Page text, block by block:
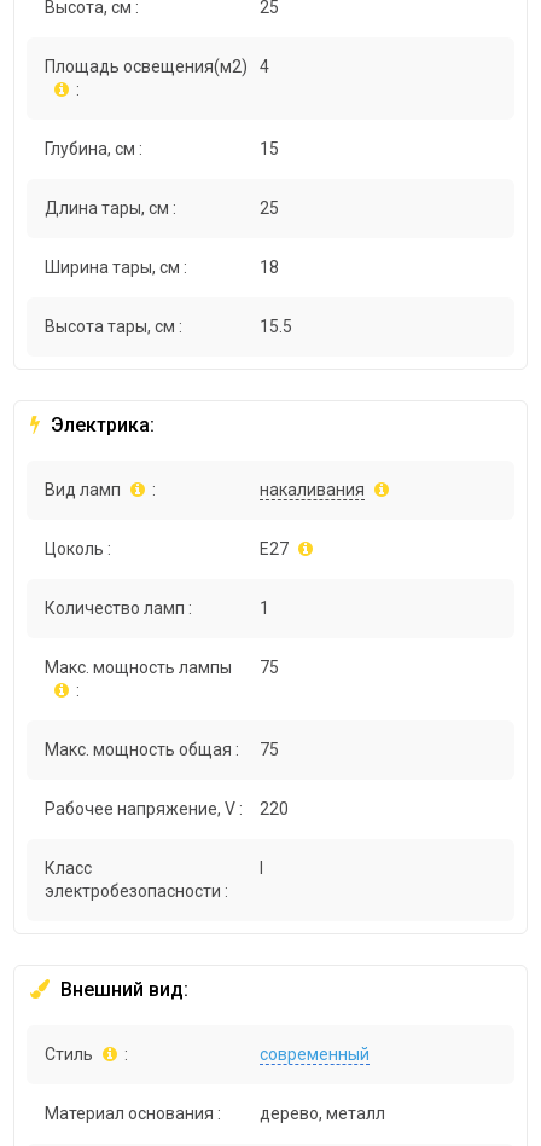
Высота, см : 25
Площадь освещения(м2)
:
4
Глубина, см : 15
Длина тары, см : 25
Ширина тары, см : 18
Высота тары, см : 15.5
Электрика:
Вид ламп : накаливания
Цоколь : E27
Количество ламп : 1
Макс. мощность лампы
:
75
Макс. мощность общая : 75
Рабочее напряжение, V : 220
Класс
электробезопасности :
Внешний вид:
Стиль : современный
Материал основания : дерево, металл